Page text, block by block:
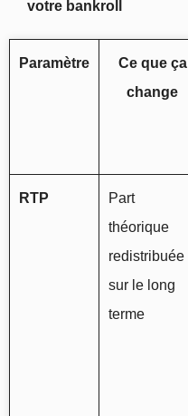
votre bankroll
Paramètre
Ce que ça
change
RTP
Part
théorique
redistribuée
sur le long
terme